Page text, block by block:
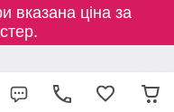
вказана ціна за